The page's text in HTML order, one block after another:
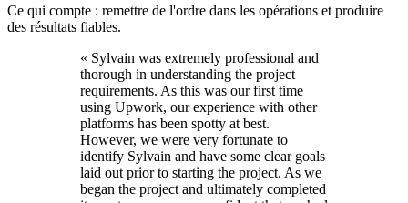
Ce qui compte : remettre de l'ordre dans les opérations et produire
des résultats fiables.
« Sylvain was extremely professional and
thorough in understanding the project
requirements. As this was our first time
using Upwork, our experience with other
platforms has been spotty at best.
However, we were very fortunate to
identify Sylvain and have some clear goals
laid out prior to starting the project. As we
began the project and ultimately completed